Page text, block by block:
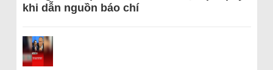
khi dẫn nguồn báo chí